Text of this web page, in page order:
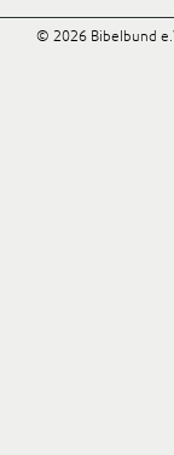
© 2026 Bibelbund